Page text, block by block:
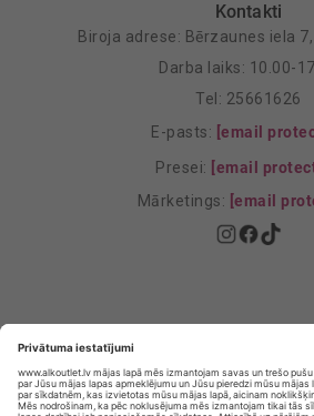
Kontakti
Biroja adrese: Bērzaunes iela
Darba laiks: 10.00-
Tel: 25661626
E-pasts: [email
Presei: [email
Mārketings: [email
Privātuma
E-veikala lietošanas